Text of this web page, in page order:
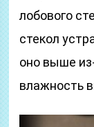
лобового
стекол
оно выше
влажность